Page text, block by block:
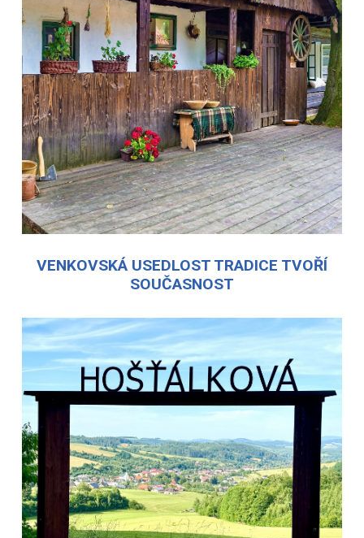
VENKOVSKÁ USEDLOST TRADICE TVOŘÍ
SOUČASNOST